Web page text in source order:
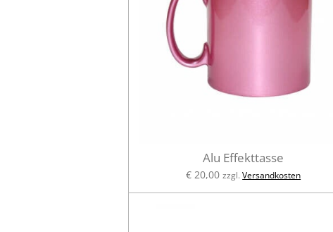
Alu Effekttasse
€ 20,00 zzgl.Versandkosten